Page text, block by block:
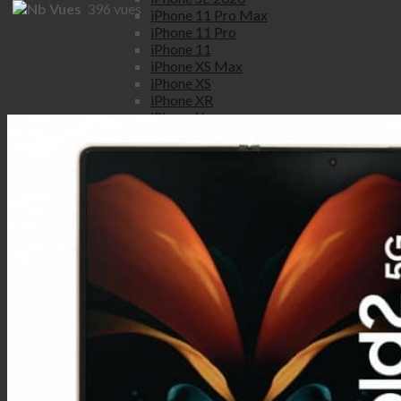
iPhone 11 Pro Max
iPhone 11 Pro
iPhone 11
iPhone XS Max
iPhone XS
iPhone XR
iPhone X
iPhone 8
iPhone 7
iPhone SE
iPhone 6S Plus
iPhone 6S
iPhone 6 Plus
iPhone 6
iPhone 5S
iPhone 5C
iPhone 5
iPhone 4S
iPhone 4
Honor view
396 vues